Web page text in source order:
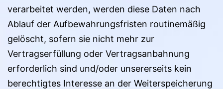
verarbeitet werden, werden diese Daten nach
Ablauf der Aufbewahrungsfristen routinemäßig
gelöscht, sofern sie nicht mehr zur
Vertragserfüllung oder Vertragsanbahnung
erforderlich sind und/oder unsererseits kein
berechtigtes Interesse an der Weiterspeicherung